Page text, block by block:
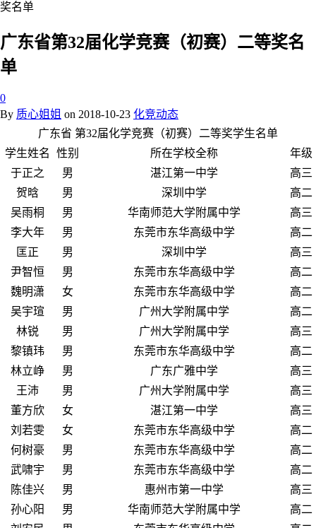
奖名单
广东省第32届化学竞赛（初赛）二等奖名
单
0
By 质心姐姐 on 2018-10-23 化竞动态
广东省 第32届化学竞赛（初赛）二等奖学生名单
学生姓名
性别 所在学校全称
年级
于正之
男 湛江第一中学
高三
贺晗
男 深圳中学
高二
吴雨桐
男 华南师范大学附属中学
高三
李大年
男 东莞市东华高级中学
高二
匡正
男 深圳中学
高三
尹智恒
男 东莞市东华高级中学
高二
魏明潇
女 东莞市东华高级中学
高二
吴宇瑄
男 广州大学附属中学
高二
林锐
男 广州大学附属中学
高三
黎镇玮
男 东莞市东华高级中学
高二
林立峥
男 广东广雅中学
高三
王沛
男 广州大学附属中学
高三
董方欣
女 湛江第一中学
高三
刘若雯
女 东莞市东华高级中学
高二
何树豪
男 东莞市东华高级中学
高二
武啸宇
男 东莞市东华高级中学
高二
陈佳兴
男 惠州市第一中学
高三
孙心阳
男 华南师范大学附属中学
高二